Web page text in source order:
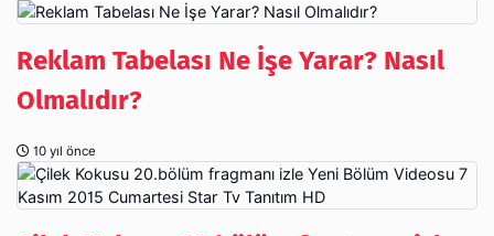
Reklam Tabelası Ne İşe Yarar? Nasıl
Olmalıdır?
10 yıl önce